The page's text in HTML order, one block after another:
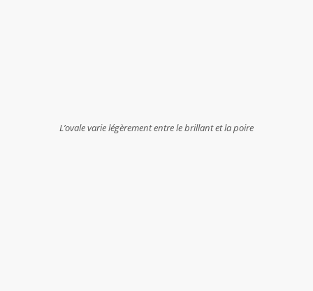
L’ovale varie légèrement entre le brillant et la poire